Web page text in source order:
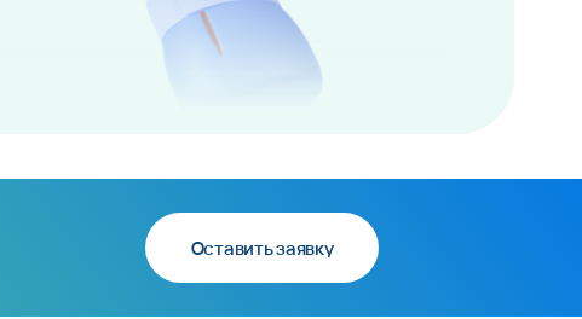
Оставить заявку